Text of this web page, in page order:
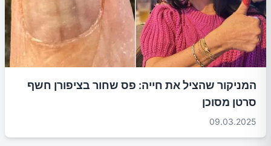
המניקור שהציל את חייה: פס שחור בציפורן חשף
סרטן מסוכן
09.03.2025